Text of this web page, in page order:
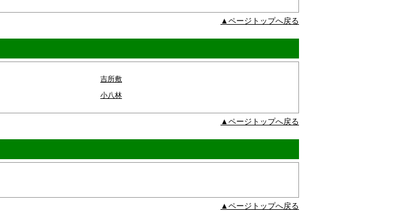
▲ページトップへ戻る
吉所敷
小八林
▲ページトップへ戻る
▲ページトップへ戻る